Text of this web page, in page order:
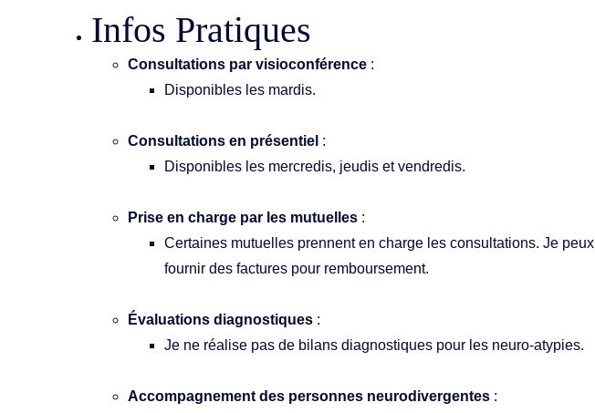
Infos Pratiques
Consultations par visioconférence :
Disponibles les mardis.
Consultations en présentiel :
Disponibles les mercredis, jeudis et vendredis.
Prise en charge par les mutuelles :
Certaines mutuelles prennent en charge les consultations. Je peux
fournir des factures pour remboursement.
Évaluations diagnostiques :
Je ne réalise pas de bilans diagnostiques pour les neuro-atypies.
Accompagnement des personnes neurodivergentes :